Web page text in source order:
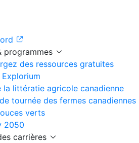
programmes
des ressources gratuites
la littératie agricole canadienne
tournée des fermes canadiennes
verts
2050
carrières